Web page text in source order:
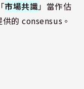
市場共識」當作估
的 consensus。